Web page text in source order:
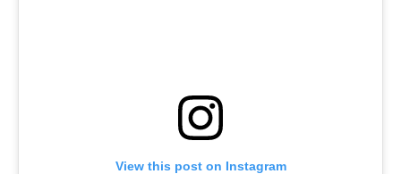
View this post on Instagram